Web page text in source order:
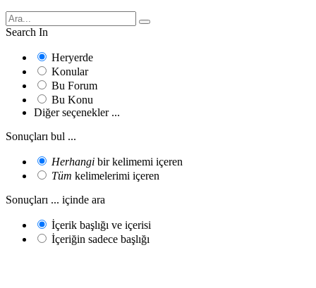
Search In
Heryerde
Konular
Bu Forum
Bu Konu
Diğer seçenekler ...
Sonuçları bul ...
Herhangi bir kelimemi içeren
Tüm kelimelerimi içeren
Sonuçları ... içinde ara
İçerik başlığı ve içerisi
İçeriğin sadece başlığı